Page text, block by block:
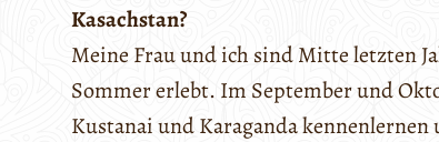
Kasachstan?
Meine Frau und ich sind Mitte letzten
Sommer erlebt. Im September und
Kustanai und Karaganda